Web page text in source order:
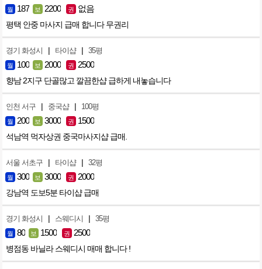
월 187 보 2200 권 없음
평택 안중 마사지 급매 합니다 무권리
경기 화성시 | 타이샵 | 35평
월 100 보 2000 권 2500
향남 2지구 단골많고 깔끔한샵 급하게 내놓습니다
인천 서구 | 중국샵 | 100평
월 200 보 3000 권 1500
석남역 먹자상권 중국마사지샵 급매.
서울 서초구 | 타이샵 | 32평
월 300 보 3000 권 2000
강남역 도보5분 타이샵 급매
경기 화성시 | 스웨디시 | 35평
월 80 보 1500 권 2500
병점동 바닐라 스웨디시 매매 합니다 !